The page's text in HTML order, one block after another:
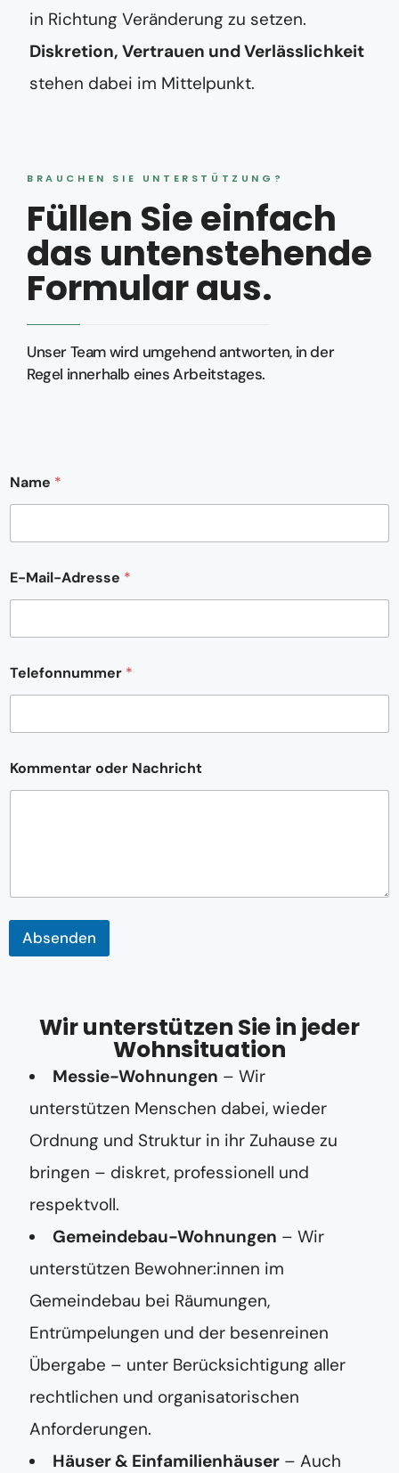
in Richtung Veränderung zu setzen.
Diskretion, Vertrauen und Verlässlichkeit
stehen dabei im Mittelpunkt.
BRAUCHEN SIE UNTERSTÜTZUNG?
Füllen Sie einfach
das untenstehende
Formular aus.
Unser Team wird umgehend antworten, in der
Regel innerhalb eines Arbeitstages.
Name *
d
e
o
e
r
*
E-Mail-Adresse *
Telefonnummer *
Kommentar oder Nachricht
Absenden
Wir unterstützen Sie in jeder
Wohnsituation
Messie-Wohnungen – Wir
unterstützen Menschen dabei, wieder
Ordnung und Struktur in ihr Zuhause zu
bringen – diskret, professionell und
respektvoll.
Gemeindebau-Wohnungen – Wir
unterstützen Bewohner:innen im
Gemeindebau bei Räumungen,
Entrümpelungen und der besenreinen
Übergabe – unter Berücksichtigung aller
rechtlichen und organisatorischen
Anforderungen.
Häuser & Einfamilienhäuser – Auch